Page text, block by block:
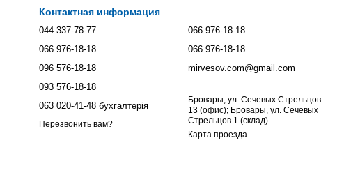
Контактная информация
044 337-78-77
066 976-18-18
096 576-18-18
093 576-18-18
063 020-41-48 бухгалтерія
Перезвонить вам?
066 976-18-18
066 976-18-18
mirvesov.com@gmail.com
Бровары, ул. Сечевых Стрельцов
13 (офис); Бровары, ул. Сечевых
Стрельцов 1 (склад)
Карта проезда